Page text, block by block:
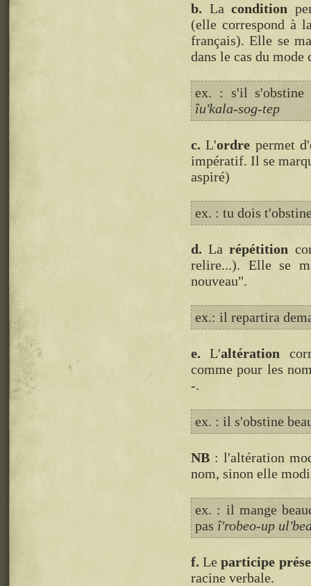
b. Lacondition
(elle correspond à
français). Elle se
dans le cas du
ex. : s'il
îu'kala-sog-tep
c. L'ordre permet
impératif. Il se
aspiré)
ex. : tu dois
d. Larépétition
relire...). Elle se
nouveau".
ex.: il repartira
e. L'altération
comme pour les
-.
ex. : il s'obstine
NB : l'altération
nom, sinon elle
ex. : il mange
pas î'robeo-up
f. Leparticipe
racine verbale.